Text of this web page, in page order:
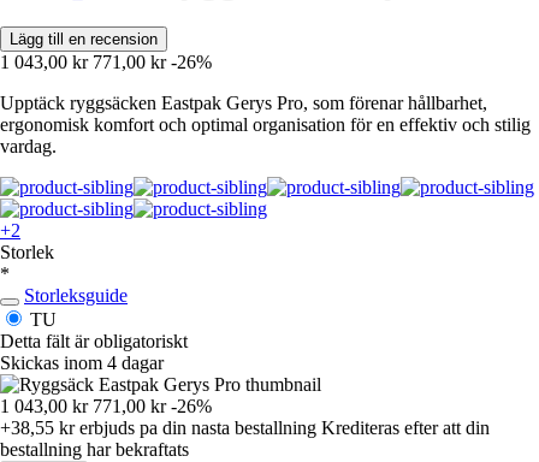
Lägg till en recension
1 043,00 kr 771,00 kr -26%
Upptäck ryggsäcken Eastpak Gerys Pro, som förenar hållbarhet,
ergonomisk komfort och optimal organisation för en effektiv och stilig
vardag.
+2
Storlek
*
Storleksguide
TU
Detta fält är obligatoriskt
Skickas inom 4 dagar
1 043,00 kr 771,00 kr -26%
+38,55 krerbjuds pa din nasta bestallning Krediteras efter att din
bestallning har bekraftats